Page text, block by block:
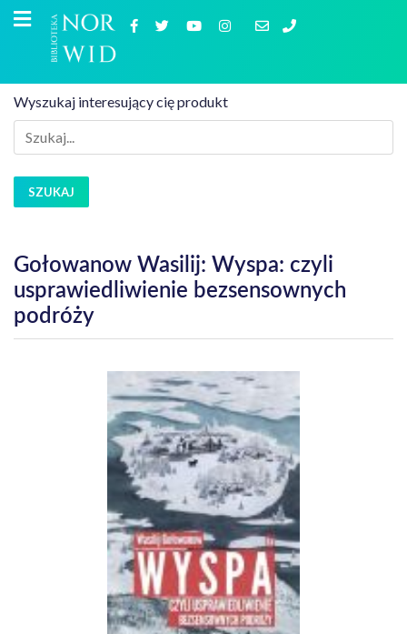
Wyszukaj interesujący cię produkt
SZUKAJ
Gołowanow Wasilij: Wyspa: czyli
usprawiedliwienie bezsensownych
podróży